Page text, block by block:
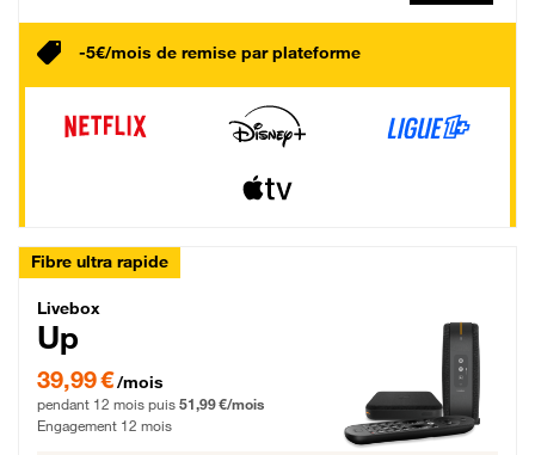
-5€/mois de remise par plateforme
Fibre ultra rapide
Livebox Up Fibre
Livebox
Up
39,99 € par mois pendant 12 mois puis 51,99 € par mois, Engagement 12 mois
39,99 €/mois
pendant 12 mois puis 51,99 €/mois
Engagement 12 mois